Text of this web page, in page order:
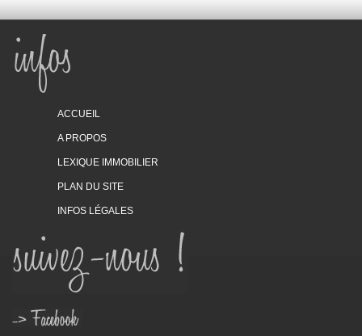
ACCUEIL
A PROPOS
LEXIQUE IMMOBILIER
PLAN DU SITE
INFOS LÉGALES